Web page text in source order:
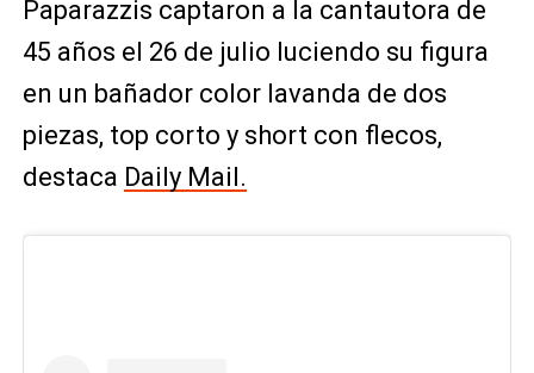
Paparazzis captaron a la cantautora de
45 años el 26 de julio luciendo su figura
en un bañador color lavanda de dos
piezas, top corto y short con flecos,
destaca Daily Mail.